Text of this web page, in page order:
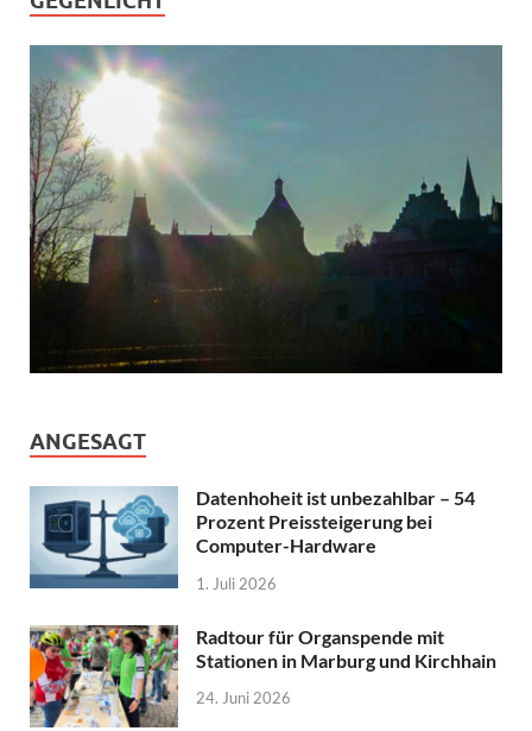
ANGESAGT
Datenhoheit ist unbezahlbar – 54
Prozent Preissteigerung bei
Computer-Hardware
1. Juli 2026
Radtour für Organspende mit
Stationen in Marburg und Kirchhain
24. Juni 2026